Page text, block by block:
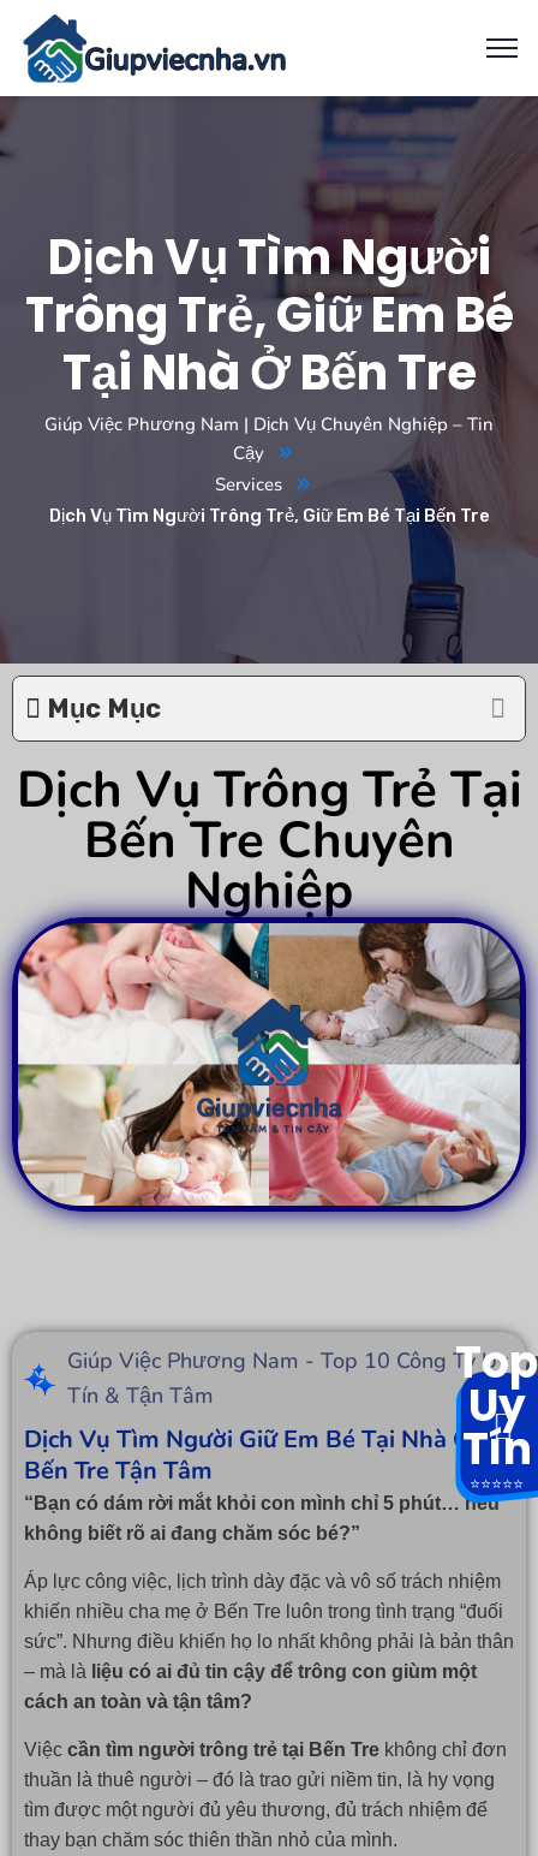
Dịch Vụ Tìm Người
Trông Trẻ, Giữ Em Bé
Tại Nhà Ở Bến Tre
Giúp Việc Phương Nam | Dịch Vụ Chuyên Nghiệp – Tin
Cậy
Services
Dịch Vụ Tìm Người Trông Trẻ, Giữ Em Bé Tại Bến Tre
Mục Mục
Dịch Vụ Trông Trẻ Tại
Bến Tre Chuyên
Nghiệp
Giúp Việc Phương Nam - Top 10 Công Ty Uy
Tín & Tận Tâm
Dịch Vụ Tìm Người Giữ Em Bé Tại Nhà Ở
Bến Tre Tận Tâm
“Bạn có dám rời mắt khỏi con mình chỉ 5 phút… nếu
không biết rõ ai đang chăm sóc bé?”
Áp lực công việc, lịch trình dày đặc và vô số trách nhiệm
khiến nhiều cha mẹ ở Bến Tre luôn trong tình trạng “đuối
sức”. Nhưng điều khiến họ lo nhất không phải là bản thân
– mà là liệu có ai đủ tin cậy để trông con giùm một
cách an toàn và tận tâm?
Việc cần tìm người trông trẻ tại Bến Tre không chỉ đơn
thuần là thuê người – đó là trao gửi niềm tin, là hy vọng
tìm được một người đủ yêu thương, đủ trách nhiệm để
thay bạn chăm sóc thiên thần nhỏ của mình.
Top
Uy
Tín
⭐️⭐️⭐️⭐️⭐️